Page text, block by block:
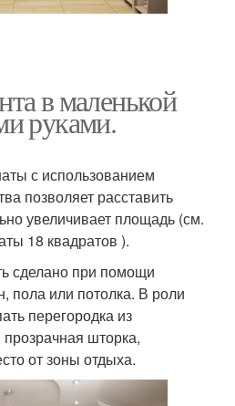
в маленькой
руками.
с использованием
позволяет расставить
увеличивает площадь (см.
18 квадратов ).
сделано при помощи
пола или потолка. В роли
перегородка из
шторка,
от зоны отдыха.